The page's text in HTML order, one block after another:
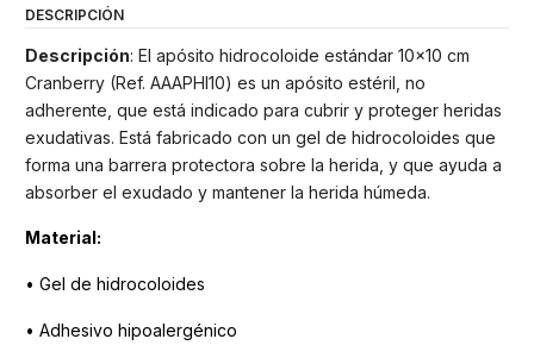
DESCRIPCIÓN
Descripción: El apósito hidrocoloide estándar 10x10 cm
Cranberry (Ref. AAAPHI10) es un apósito estéril, no
adherente, que está indicado para cubrir y proteger heridas
exudativas. Está fabricado con un gel de hidrocoloides que
forma una barrera protectora sobre la herida, y que ayuda a
absorber el exudado y mantener la herida húmeda.
Material:
• Gel de hidrocoloides
• Adhesivo hipoalergénico